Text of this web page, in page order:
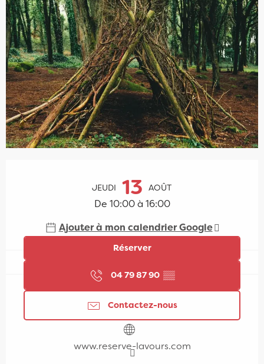
JEUDI 13 AOÛT
De 10:00 à 16:00
Ajouter à mon calendrier Google
Réserver
04 79 87 90 ▒▒
Contactez-nous
www.reserve-lavours.com